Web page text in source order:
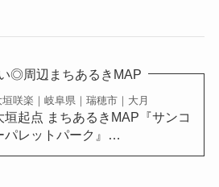
◎周辺まちあるきMAP
垣咲楽｜岐阜県｜瑞穂市｜大月
垣起点 まちあるきMAP『サンコ
パレットパーク』…